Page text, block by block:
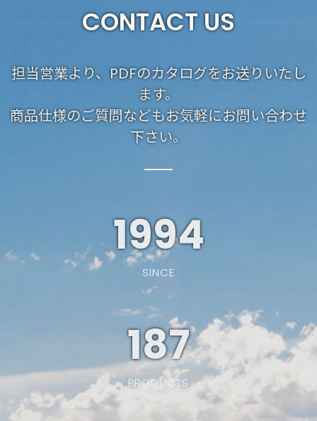
CONTACT US
担当営業より、PDFのカタログをお送りいたし
ます。
商品仕様のご質問などもお気軽にお問い合わせ
下さい。
1994
SINCE
187
PRODUCTS